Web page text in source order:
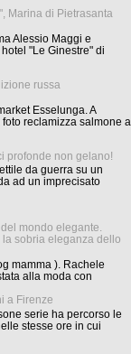
Marina di Pietrasanta
Alessio Maggi e
"Le Ginestre" di
russa
Esselunga. A
reclamizza salmone a
profonde non gelano!
da guerra su un
ad un imprecisato
mondo elegante.
sobria eleganza dello
mamma ). Rachele
alla moda con
a Firenze
serie ha percorso le
stesse ore in cui